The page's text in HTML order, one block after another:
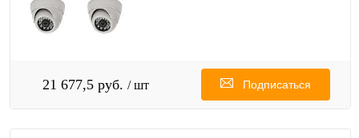
21 677,5 руб. / шт Подписаться